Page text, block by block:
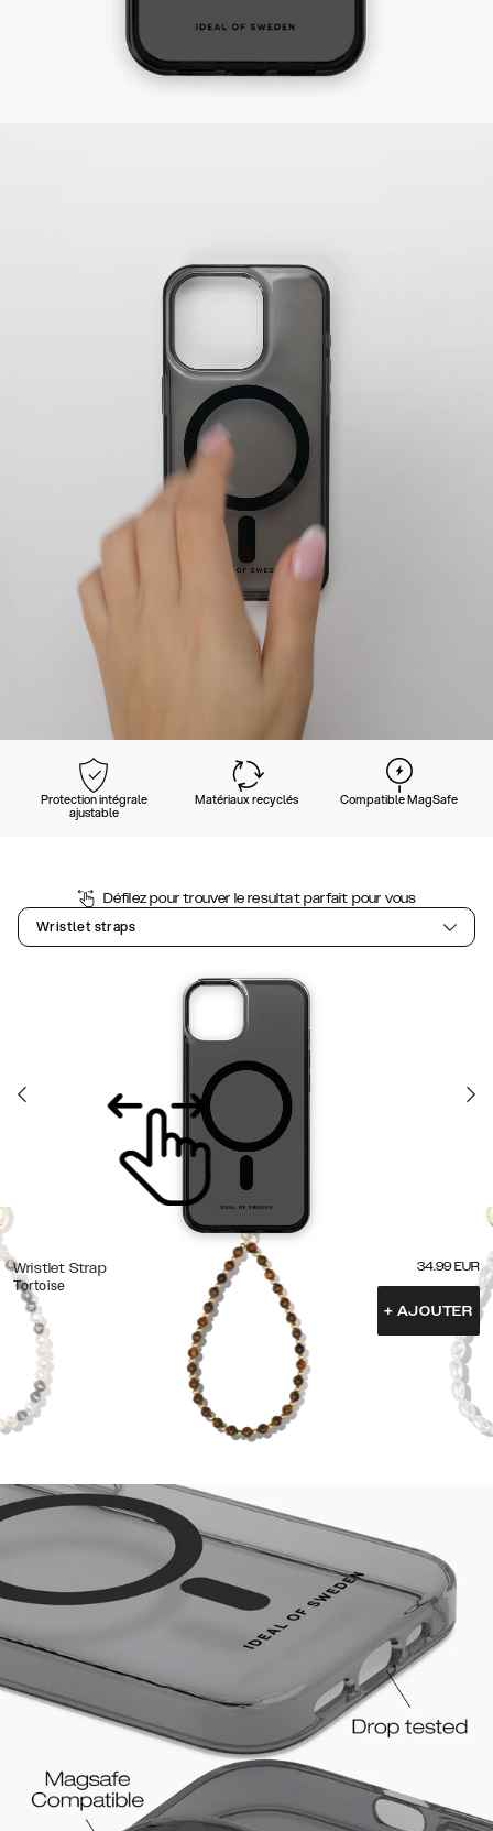
Protection intégrale
ajustable
Matériaux recyclés Compatible MagSafe
Défilez pour trouver le resultat parfait pour vous
Wristlet straps
Wristlet Strap
Tortoise
34.99 EUR
+ AJOUTER